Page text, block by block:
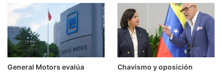
General Motors evalúa
Chavismo y oposición